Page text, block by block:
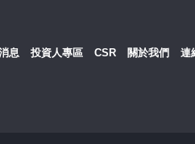
息 投資人專區 CSR 關於我們 連